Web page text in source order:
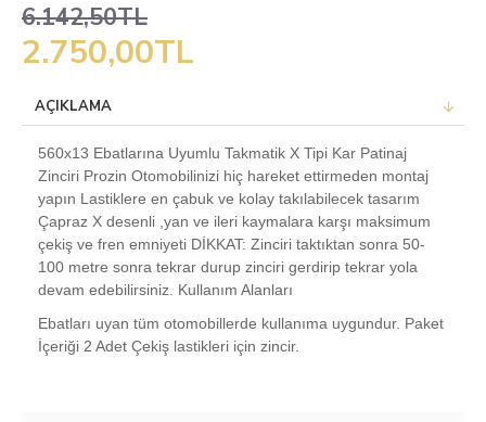
2.750,00TL
6.142,50TL
AÇIKLAMA
560x13 Ebatlarına Uyumlu Takmatik X Tipi Kar Patinaj
Zinciri Prozin Otomobilinizi hiç hareket ettirmeden montaj
yapın Lastiklere en çabuk ve kolay takılabilecek tasarım
Çapraz X desenli ,yan ve ileri kaymalara karşı maksimum
çekiş ve fren emniyeti DİKKAT: Zinciri taktıktan sonra 50-
100 metre sonra tekrar durup zinciri gerdirip tekrar yola
devam edebilirsiniz. Kullanım Alanları
Ebatları uyan tüm otomobillerde kullanıma uygundur. Paket
İçeriği 2 Adet Çekiş lastikleri için zincir.